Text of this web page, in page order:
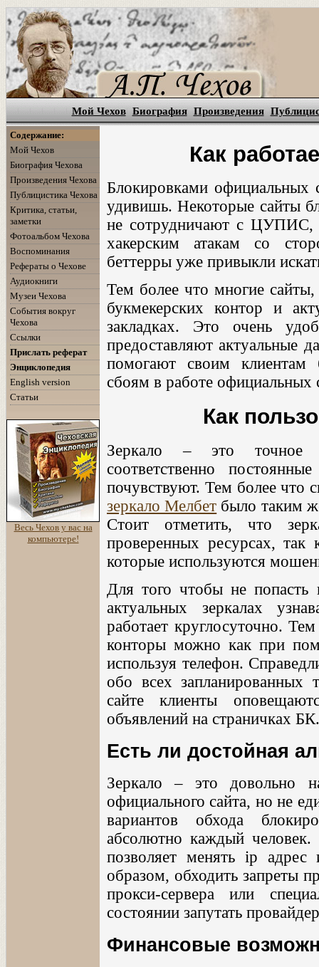
Мой Чехов Биография Произведения
Содержание:
Мой Чехов
Биография Чехова
Произведения Чехова
Публицистика Чехова
Критика, статьи,
заметки
Фотоальбом Чехова
Воспоминания
Рефераты о Чехове
Аудиокниги
Музеи Чехова
События вокруг
Чехова
Ссылки
Прислать реферат
Энциклопедия
English version
Статьи
Весь Чехов у вас на
компьютере!
Как
Блокировками официальных
удивишь. Некоторые сайты
не сотрудничают с ЦУПИС,
хакерским атакам со
беттерры уже привыкли
Тем более что многие
букмекерских контор и
закладках. Это очень
предоставляют актуальные
помогают своим клиентам
сбоям в работе официальных
Как
Зеркало – это точное
соответственно
почувствуют. Тем более что
зеркало Мелбет было таким
Стоит отметить, что
проверенных ресурсах, так
которые используются
Для того чтобы не
актуальных зеркалах
работает круглосуточно.
конторы можно как при
используя телефон.
обо всех запланированных
сайте клиенты
объявлений на страничках БК.
Есть ли достойная
Зеркало – это довольно
официального сайта, но не
вариантов обхода
абсолютно каждый
позволяет менять ip
образом, обходить запреты
прокси-сервера или
состоянии запутать
Финансовые